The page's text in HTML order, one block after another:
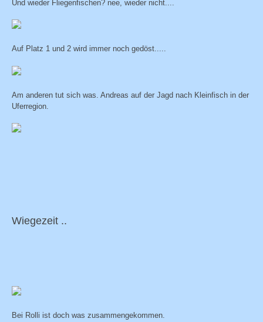
Und wieder Fliegenfischen? nee, wieder nicht....
Auf Platz 1 und 2 wird immer noch gedöst.....
Am anderen tut sich was. Andreas auf der Jagd nach Kleinfisch in der
Uferregion.
Wiegezeit ..
Bei Rolli ist doch was zusammengekommen.